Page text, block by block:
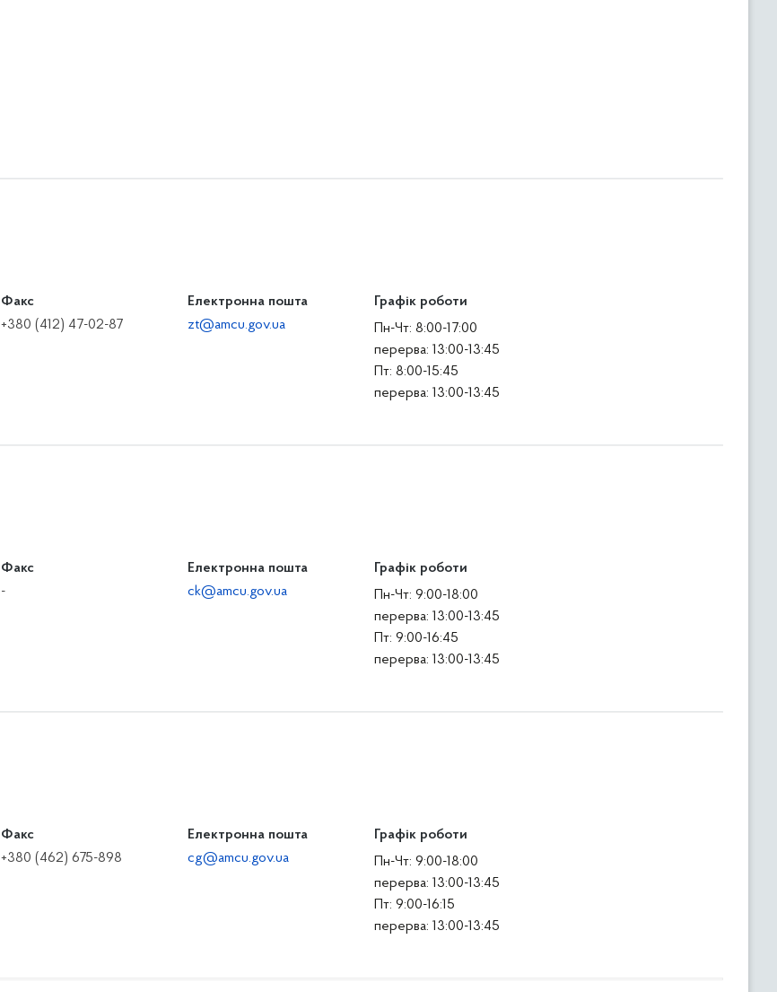
Факс
+380 (412) 47-02-87
Електронна пошта
zt@amcu.gov.ua
Графік роботи
Пн-Чт: 8:00-17:00
перерва: 13:00-13:45
Пт: 8:00-15:45
перерва: 13:00-13:45
Факс
-
Електронна пошта
ck@amcu.gov.ua
Графік роботи
Пн-Чт: 9:00-18:00
перерва: 13:00-13:45
Пт: 9:00-16:45
перерва: 13:00-13:45
Факс
+380 (462) 675-898
Електронна пошта
cg@amcu.gov.ua
Графік роботи
Пн-Чт: 9:00-18:00
перерва: 13:00-13:45
Пт: 9:00-16:15
перерва: 13:00-13:45